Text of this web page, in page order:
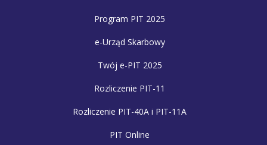
Program PIT 2025
e-Urząd Skarbowy
Twój e-PIT 2025
Rozliczenie PIT-11
Rozliczenie PIT-40A i PIT-11A
PIT Online